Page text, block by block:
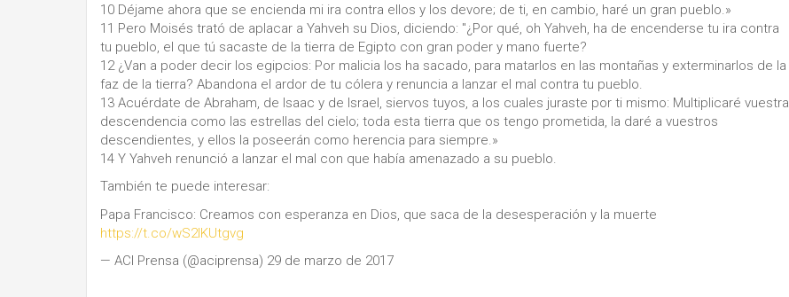
10 Déjame ahora que se encienda mi ira contra ellos y los devore; de ti, en cambio, haré un gran pueblo.»
11 Pero Moisés trató de aplacar a Yahveh su Dios, diciendo: "¿Por qué, oh Yahveh, ha de encenderse tu ira contra
tu pueblo, el que tú sacaste de la tierra de Egipto con gran poder y mano fuerte?
12 ¿Van a poder decir los egipcios: Por malicia los ha sacado, para matarlos en las montañas y exterminarlos de la
faz de la tierra? Abandona el ardor de tu cólera y renuncia a lanzar el mal contra tu pueblo.
13 Acuérdate de Abraham, de Isaac y de Israel, siervos tuyos, a los cuales juraste por ti mismo: Multiplicaré vuestra
descendencia como las estrellas del cielo; toda esta tierra que os tengo prometida, la daré a vuestros
descendientes, y ellos la poseerán como herencia para siempre.»
14 Y Yahveh renunció a lanzar el mal con que había amenazado a su pueblo.
También te puede interesar:
Papa Francisco: Creamos con esperanza en Dios, que saca de la desesperación y la muerte
https://t.co/wS2lKUtgvg
— ACI Prensa (@aciprensa) 29 de marzo de 2017